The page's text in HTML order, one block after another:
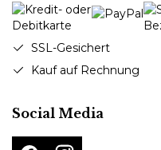
SSL-Gesichert
Kauf auf Rechnung
Social Media